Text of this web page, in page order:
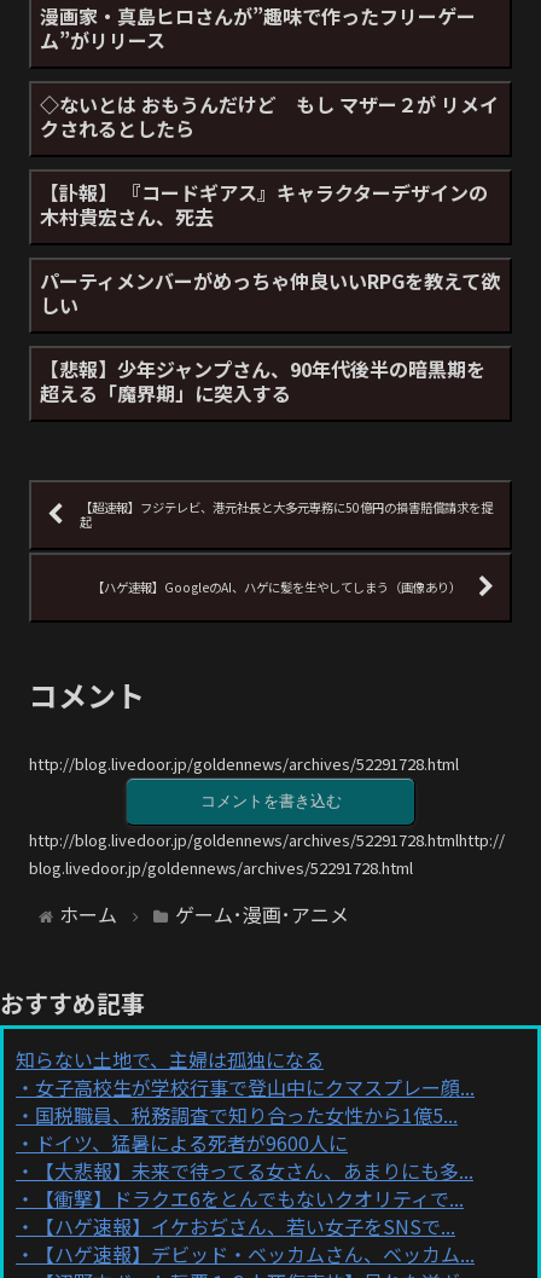
漫画家・真島ヒロさんが”趣味で作ったフリーゲー
ム”がリリース
◇ないとは おもうんだけど もし マザー２が リメイ
クされるとしたら
【訃報】 『コードギアス』キャラクターデザインの
木村貴宏さん、死去
パーティメンバーがめっちゃ仲良いいRPGを教えて欲
しい
【悲報】少年ジャンプさん、90年代後半の暗黒期を
超える「魔界期」に突入する
【超速報】フジテレビ、港元社長と大多元専務に50億円の損害賠償請求を提
起
【ハゲ速報】GoogleのAI、ハゲに髪を生やしてしまう（画像あり）
コメント
http://blog.livedoor.jp/goldennews/archives/52291728.html
コメントを書き込む
http://blog.livedoor.jp/goldennews/archives/52291728.htmlhttp://
blog.livedoor.jp/goldennews/archives/52291728.html
ホーム ゲーム･漫画･アニメ
おすすめ記事
知らない土地で、主婦は孤独になる
女子高校生が学校行事で登山中にクマスプレー顔...
国税職員、税務調査で知り合った女性から1億5...
ドイツ、猛暑による死者が9600人に
【大悲報】未来で待ってる女さん、あまりにも多...
【衝撃】ドラクエ6をとんでもないクオリティで...
【ハゲ速報】イケおぢさん、若い女子をSNSで...
【ハゲ速報】デビッド・ベッカムさん、ベッカム...